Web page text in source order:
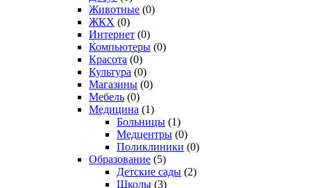
Животные (0)
ЖКХ (0)
Интернет (0)
Компьютеры (0)
Красота (0)
Культура (0)
Магазины (0)
Мебель (0)
Медицина (1)
Больницы (1)
Медцентры (0)
Поликлиники (0)
Образование (5)
Детские сады (2)
Школы (3)